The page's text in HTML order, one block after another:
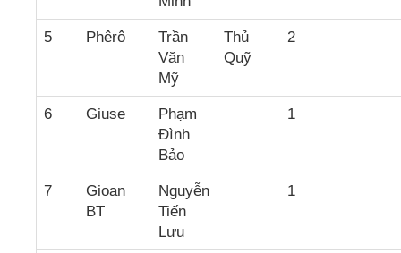
5 Phêrô
Trần
Văn
Mỹ
Thủ
Quỹ
2
6 Giuse
Phạm
Đình
Bảo
1
7
Gioan
BT
Nguyễn
Tiến
Lưu
1